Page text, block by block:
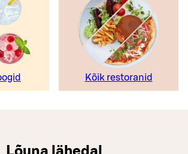
Kõik restoranid